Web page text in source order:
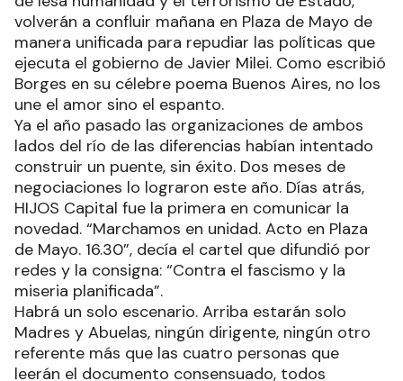
volverán a confluir mañana en Plaza de Mayo de
manera unificada para repudiar las políticas que
ejecuta el gobierno de Javier Milei. Como escribió
Borges en su célebre poema Buenos Aires, no los
une el amor sino el espanto.
Ya el año pasado las organizaciones de ambos
lados del río de las diferencias habían intentado
construir un puente, sin éxito. Dos meses de
negociaciones lo lograron este año. Días atrás,
HIJOS Capital fue la primera en comunicar la
novedad. “Marchamos en unidad. Acto en Plaza
de Mayo. 16.30”, decía el cartel que difundió por
redes y la consigna: “Contra el fascismo y la
miseria planificada”.
Habrá un solo escenario. Arriba estarán solo
Madres y Abuelas, ningún dirigente, ningún otro
referente más que las cuatro personas que
leerán el documento consensuado, todos